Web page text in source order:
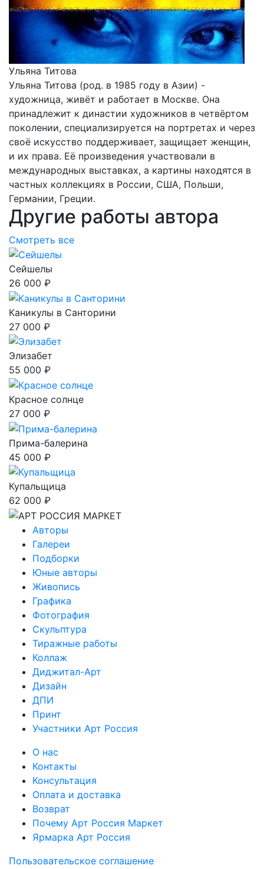
Ульяна Титова
Ульяна Титова (род. в 1985 году в Азии) -
художница, живёт и работает в Москве. Она
принадлежит к династии художников в четвёртом
поколении, специализируется на портретах и через
своё искусство поддерживает, защищает женщин,
и их права. Её произведения участвовали в
международных выставках, а картины находятся в
частных коллекциях в России, США, Польши,
Германии, Греции.
Другие работы автора
Смотреть все
Сейшелы
26 000 ₽
Каникулы в Санторини
27 000 ₽
Элизабет
55 000 ₽
Красное солнце
27 000 ₽
Прима-балерина
45 000 ₽
Купальщица
62 000 ₽
Авторы
Галереи
Подборки
Юные авторы
Живопись
Графика
Фотография
Скульптура
Тиражные работы
Коллаж
Диджитал-Арт
Дизайн
ДПИ
Принт
Участники Арт Россия
О нас
Контакты
Консультация
Оплата и доставка
Возврат
Почему Арт Россия Маркет
Ярмарка Арт Россия
Пользовательское соглашение